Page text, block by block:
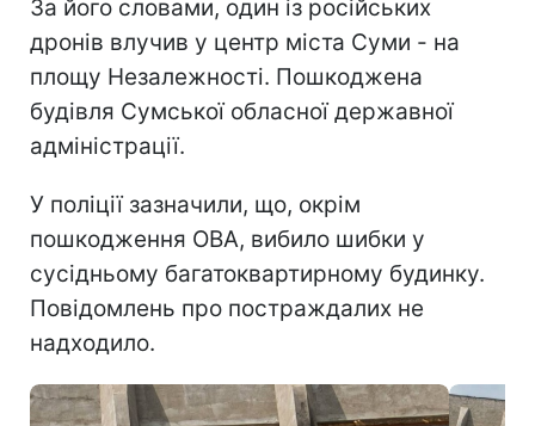
За його словами, один із російських
дронів влучив у центр міста Суми - на
площу Незалежності. Пошкоджена
будівля Сумської обласної державної
адміністрації.
У поліції зазначили, що, окрім
пошкодження ОВА, вибило шибки у
сусідньому багатоквартирному будинку.
Повідомлень про постраждалих не
надходило.